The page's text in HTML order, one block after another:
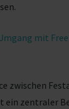
mit
zwischen
ein zentraler